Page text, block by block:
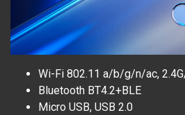
Wi-Fi 802.11 a/b/g/n/ac,
Bluetooth BT4.2+BLE
Micro USB, USB 2.0